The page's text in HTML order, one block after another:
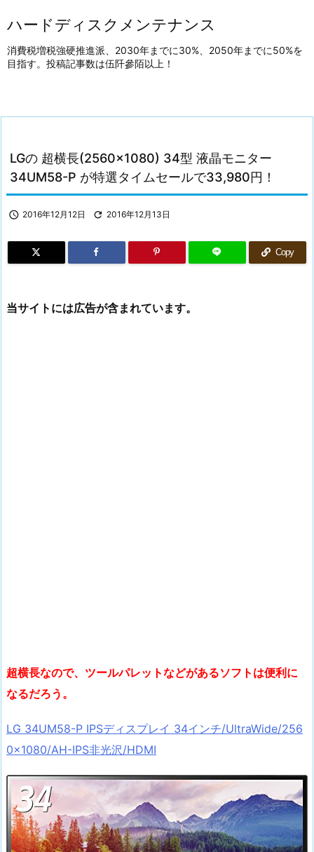
ハードディスクメンテナンス
消費税増税強硬推進派、2030年までに30%、2050年までに50%を
目指す。投稿記事数は伍阡參陌以上！
LGの 超横長(2560×1080) 34型 液晶モニター
34UM58-P が特選タイムセールで33,980円！
 2016年12月12日  2016年12月13日
Copy
当サイトには広告が含まれています。
超横長なので、ツールパレットなどがあるソフトは便利に
なるだろう。
LG 34UM58-P IPSディスプレイ 34インチ/UltraWide/256
0×1080/AH-IPS非光沢/HDMI